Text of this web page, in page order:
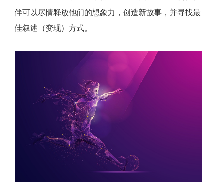
伴可以尽情释放他们的想象力，创造新故事，并寻找最
佳叙述（变现）方式。